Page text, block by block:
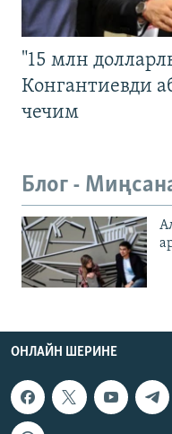
"15 млн
Конгантиевди
чечим
Блог -
ОНЛАЙН ШЕРИНЕ